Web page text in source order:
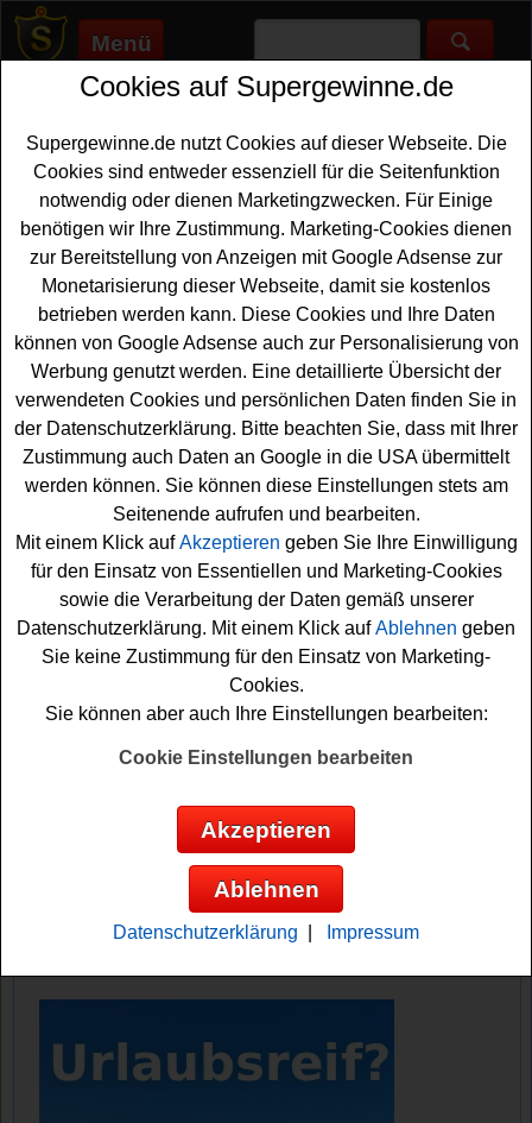
Menü
Supergewinne.de>Gewinnspiele>Reise Gewinnspiele>
Anzeige:
Anzeige:
Kombuchery Gewinnspiel - mit
Kassenbon gewinnen
Ein tolles Kombuchery Gewinnspiel mit Kassenbon für
alle Gewinner, die gern einen schönenHotelaufenthalt
gewinnenmöchten. Kombuchery verlost zweimal eine
exklusive Wellness-Auszeit im Wellness-Hotel
Kaiserlodge am Wilden Kaiser in Tirol mit zwei
Übernachtungen im Wert von ca. 1200 Euro. Mit etwas
Glück können Sie den tollen Hotelaufenthalt gewinnen.
Falls Sie an dem Kombuchery Gewinnspiel teilnehmen
möchten, müssen Sie einen Kassenbon hochladen. dafür
müssen Sie im Aktionszeitraum mindestens vier
Flaschen Kombuchery bei dm kaufen und auf der
Gewinnspiel-Seite Ihren Kassenbon hochladen. Bitte
beachten Sie die genauen Teilnahmebedingungen.
Vielleicht haben Sie ja Glück und können den
Kombuchery verlost 2x einen schönen
Hotelaufenthalt
Anzeige:
Cookies auf Supergewinne.de
Supergewinne.de nutzt Cookies auf dieser Webseite. Die
Cookies sind entweder essenziell für die Seitenfunktion
notwendig oder dienen Marketingzwecken. Für Einige
benötigen wir Ihre Zustimmung. Marketing-Cookies dienen
zur Bereitstellung von Anzeigen mit Google Adsense zur
Monetarisierung dieser Webseite, damit sie kostenlos
betrieben werden kann. Diese Cookies und Ihre Daten
können von Google Adsense auch zur Personalisierung von
Werbung genutzt werden. Eine detaillierte Übersicht der
verwendeten Cookies und persönlichen Daten finden Sie in
der Datenschutzerklärung. Bitte beachten Sie, dass mit Ihrer
Zustimmung auch Daten an Google in die USA übermittelt
werden können. Sie können diese Einstellungen stets am
Seitenende aufrufen und bearbeiten.
Mit einem Klick aufAkzeptieren geben Sie Ihre Einwilligung
für den Einsatz von Essentiellen und Marketing-Cookies
sowie die Verarbeitung der Daten gemäß unserer
Datenschutzerklärung. Mit einem Klick aufAblehnen geben
Sie keine Zustimmung für den Einsatz von Marketing-
Cookies.
Sie können aber auch Ihre Einstellungen bearbeiten:
Cookie Einstellungen bearbeiten
Akzeptieren
Ablehnen
Datenschutzerklärung Impressum